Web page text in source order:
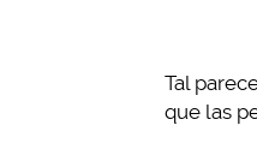
Tal
que las